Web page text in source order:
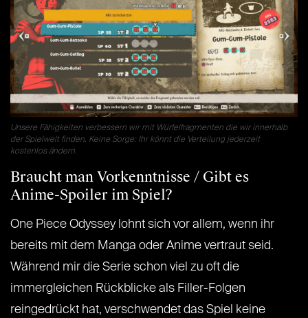
Unsere Fähigkeiten verbessern wir mit Würfelfragmenten die wir innerhalb
der Spielwelt finden. Keine Sorge: Ihr könnt die Verteilung jederzeit
kostenlos ändern.
Braucht man Vorkenntnisse / Gibt es
Anime-Spoiler im Spiel?
One Piece Odyssey lohnt sich vor allem, wenn ihr
bereits mit dem Manga oder Anime vertraut seid.
Während mir die Serie schon viel zu oft die
immergleichen Rückblicke als Filler-Folgen
reingedrückt hat, verschwendet das Spiel keine